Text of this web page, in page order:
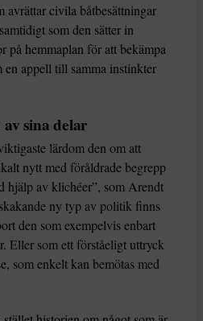
avrättar civila båtbesättningar
som den sätter in
på hemmaplan för att bekämpa
en appell till samma instinkter
sina delar
lärdom den om att
nytt med föråldrade begrepp
hjälp av klichéer”, som Arendt
ny typ av politik finns
den som exempelvis enbart
Eller som ett förståeligt uttryck
som enkelt kan bemötas med